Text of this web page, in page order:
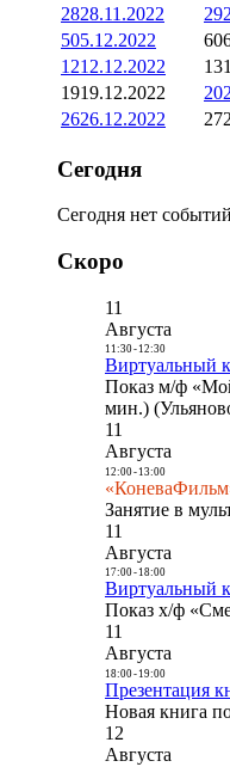
2828.11.2022 29
505.12.2022 6
1212.12.2022 13
1919.12.2022 20
2626.12.2022 27
Сегодня
Сегодня нет событий
Скоро
11
Августа
11:30- 12:30
Виртуальный
Показ м/ф
мин.)
11
Августа
12:00- 13:00
Занятие в
11
Августа
17:00- 18:00
Виртуальный
Показ х/ф
11
Августа
18:00- 19:00
Презентация
Новая книга
12
Августа